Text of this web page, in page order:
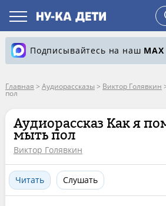
Подписывайтесь на наш MAX
Главная > Аудиорассказы > Виктор Голявкин
пол
Аудиорассказ Как я
мыть пол
Виктор Голявкин
Читать Слушать